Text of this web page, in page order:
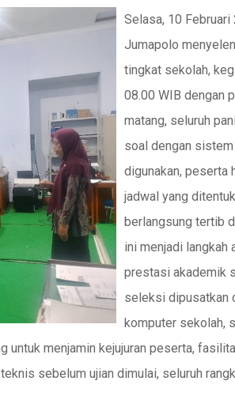
Selasa, 10
Jumapolo
tingkat sekolah,
08.00 WIB dengan
matang, seluruh
soal dengan
digunakan, peserta
jadwal yang
berlangsung tertib
ini menjadi langkah
prestasi akademik
seleksi dipusatkan
komputer sekolah,
untuk menjamin kejujuran peserta,
sebelum ujian dimulai, seluruh